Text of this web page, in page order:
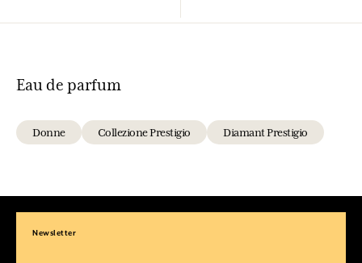
Eau de parfum
Donne Collezione Prestigio Diamant Prestigio
Newsletter